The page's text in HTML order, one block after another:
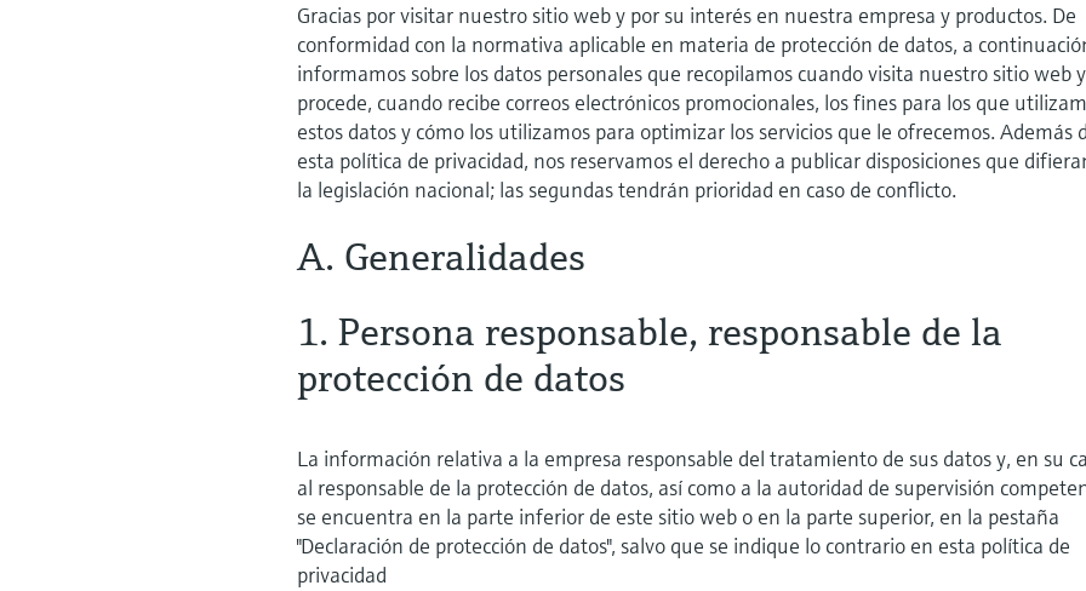
Gracias por visitar nuestro sitio web y por su interés en nuestra empresa y productos. De
conformidad con la normativa aplicable en materia de protección de datos, a
informamos sobre los datos personales que recopilamos cuando visita nuestro sitio web
procede, cuando recibe correos electrónicos promocionales, los fines para los que
estos datos y cómo los utilizamos para optimizar los servicios que le ofrecemos. Además
esta política de privacidad, nos reservamos el derecho a publicar disposiciones que
la legislación nacional; las segundas tendrán prioridad en caso de conflicto.
A. Generalidades
1. Persona responsable, responsable de la
protección de datos
La información relativa a la empresa responsable del tratamiento de sus datos y, en su
al responsable de la protección de datos, así como a la autoridad de supervisión
se encuentra en la parte inferior de este sitio web o en la parte superior, en la pestaña
"Declaración de protección de datos", salvo que se indique lo contrario en esta política de
privacidad